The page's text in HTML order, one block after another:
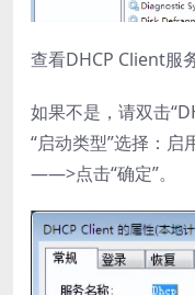
查看DHCP Client服
如果不是，请双击
“启动类型”选择：
——>点击“确定”。